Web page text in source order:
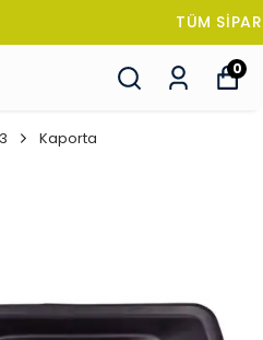
OTO KOKUSU HEDİYE!
0
Kaporta